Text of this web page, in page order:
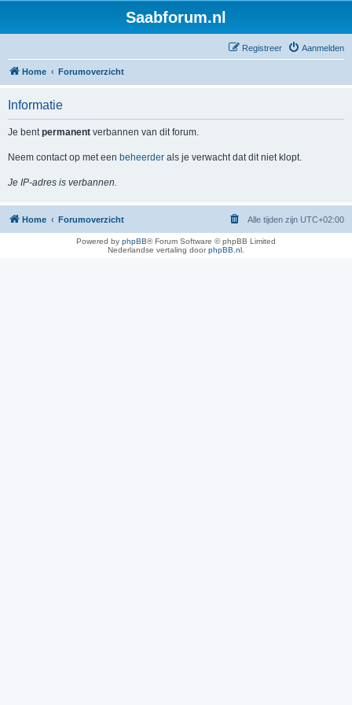
Saabforum.nl
Aanmelden
Registreer
Home Forumoverzicht
Informatie
Je bentpermanent verbannen van dit forum.
Neem contact op met een beheerder als je verwacht dat dit niet klopt.
Je IP-adres is verbannen.
Home Forumoverzicht Alle tijden zijn UTC+02:00
Powered by phpBB® Forum Software © phpBB Limited
Nederlandse vertaling doorphpBB.nl